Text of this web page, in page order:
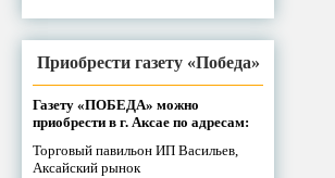
Приобрести газету «Победа»
Газету «ПОБЕДА» можно
приобрести в г. Аксае по адресам:
Торговый павильон ИП Васильев,
Аксайский рынок